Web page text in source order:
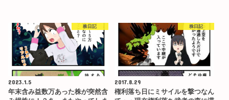
株日記
2023.1.5
年末含み益数万あった株が突然含
株日記
2017.8.29
権利落ち日にミサイルを撃つなん